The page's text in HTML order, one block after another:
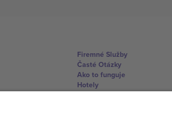
Firemné Služby
Časté Otázky
Ako to funguje
Hotely
Centrum Majstrovstiev sveta